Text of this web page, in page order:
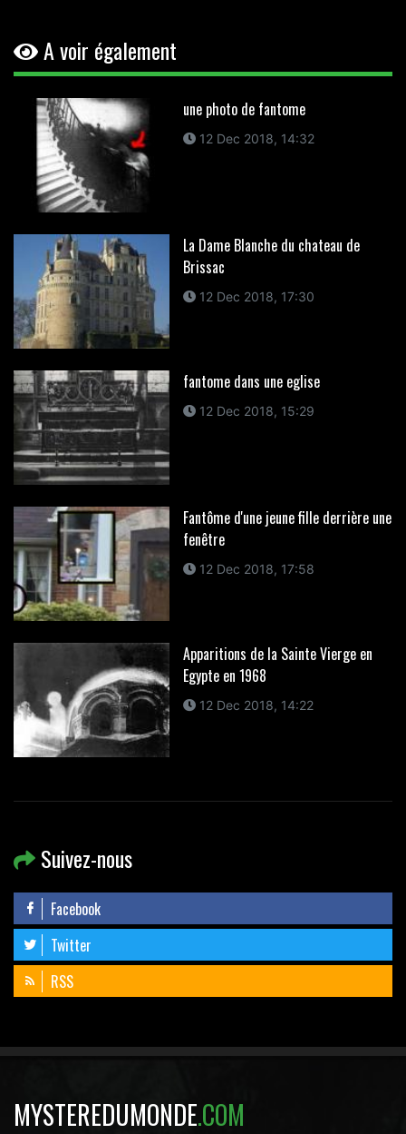
A voir également
une photo de fantome
12 Dec 2018, 14:32
La Dame Blanche du chateau de
Brissac
12 Dec 2018, 17:30
fantome dans une eglise
12 Dec 2018, 15:29
Fantôme d'une jeune fille derrière une
fenêtre
12 Dec 2018, 17:58
Apparitions de la Sainte Vierge en
Egypte en 1968
12 Dec 2018, 14:22
Suivez-nous
Facebook
Twitter
RSS
MYSTEREDUMONDE.COM